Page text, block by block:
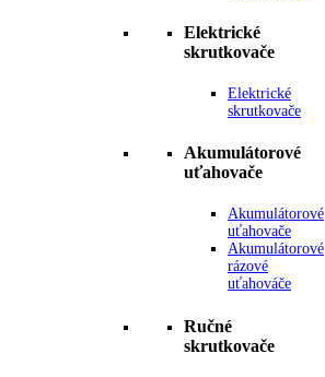
Elektrické
skrutkovače
Elektrické
skrutkovače
Akumulátorové
uťahovače
Akumulátorové
uťahovače
Akumulátorové
rázové
uťahováče
Ručné
skrutkovače